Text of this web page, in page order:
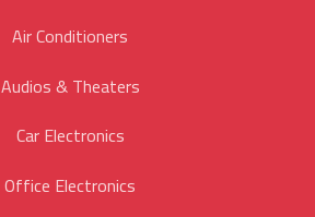
Air Conditioners
Audios & Theaters
Car Electronics
Office Electronics